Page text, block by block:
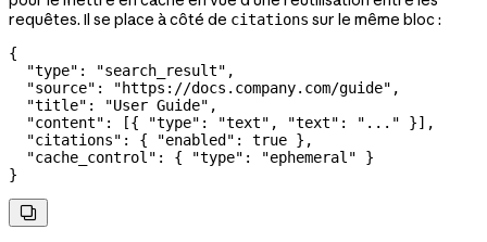
requêtes. Il se place à côté de citations sur le même bloc :
{
  "type"
: "search_result" ,
  "source"
: "https://docs.company.com/guide" ,
  "title"
: "User Guide" ,
  "content"
: [{ "type" : "text" , "text" : "..." }],
  "citations"
: { "enabled" : true },
  "cache_control"
: { "type" : "ephemeral" }
}
